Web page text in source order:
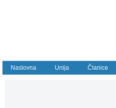
Naslovna Unija Članice